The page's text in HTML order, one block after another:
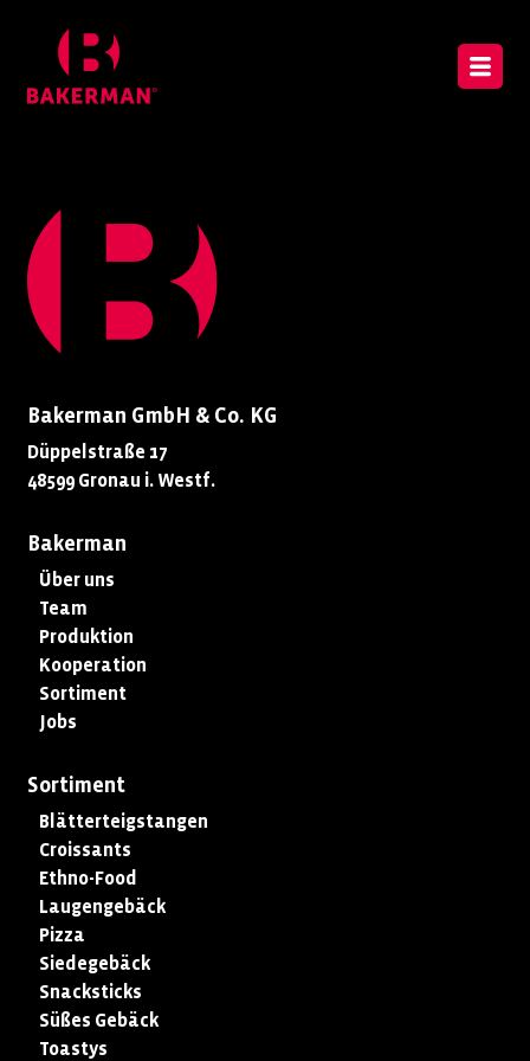
Bakerman GmbH & Co. KG
Düppelstraße 17
48599 Gronau i. Westf.
Bakerman
Über uns
Team
Produktion
Kooperation
Sortiment
Jobs
Sortiment
Blätterteigstangen
Croissants
Ethno-Food
Laugengebäck
Pizza
Siedegebäck
Snacksticks
Süßes Gebäck
Toastys